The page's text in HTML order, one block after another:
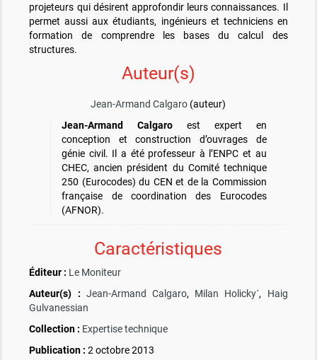
projeteurs qui désirent approfondir leurs connaissances. Il
permet aussi aux étudiants, ingénieurs et techniciens en
formation de comprendre les bases du calcul des
structures.
Auteur(s)
Jean-Armand Calgaro (auteur)
Jean-Armand Calgaro est expert en
conception et construction d’ouvrages de
génie civil. Il a été professeur à l’ENPC et au
CHEC, ancien président du Comité technique
250 (Eurocodes) du CEN et de la Commission
française de coordination des Eurocodes
(AFNOR).
Caractéristiques
Éditeur : Le Moniteur
Auteur(s) : Jean-Armand Calgaro, Milan Holicky´, Haig
Gulvanessian
Collection : Expertise technique
Publication : 2 octobre 2013